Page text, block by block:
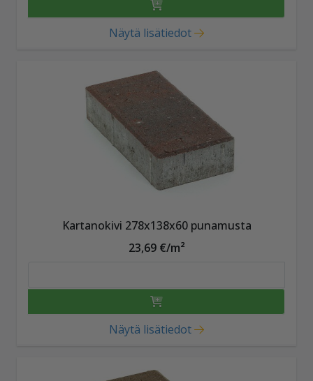
Näytä lisätiedot
Kartanokivi 278x138x60 punamusta
23,69 €/m²
Näytä lisätiedot